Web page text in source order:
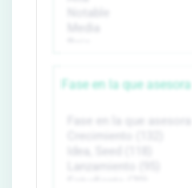
Fase en la que asesora